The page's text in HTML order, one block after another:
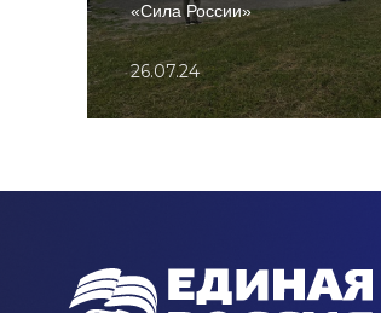
«Сила России»
26.07.24